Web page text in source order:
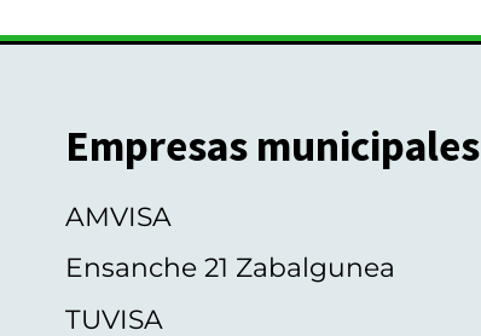
Empresas municipales
AMVISA
Ensanche 21 Zabalgunea
TUVISA